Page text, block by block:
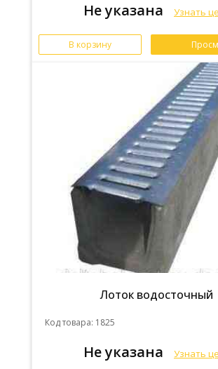
Не указана Узнать
В корзину
Лоток водосточный
Код товара: 1825
Не указана Узнать